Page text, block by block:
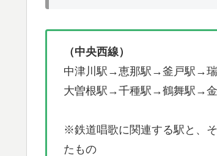
（中央西線）
中津川駅→恵那駅→釜戸駅→
大曽根駅→千種駅→鶴舞駅→
※鉄道唱歌に関連する駅と、
たもの